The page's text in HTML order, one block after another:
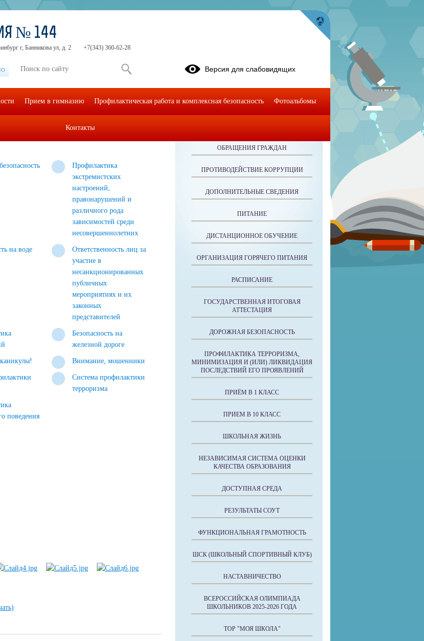
Профилактика
экстремистских
настроений,
правонарушений и
различного рода
зависимостей среди
несовершеннолетних
на воде
Ответственность лиц за
участие в
несанкционированных
публичных
мероприятиях и их
законных
представителей
Безопасность на
железной дороге
Внимание, мошенники
Система профилактики
терроризма
поведения
ОБРАЩЕНИЯ ГРАЖДАН
ПРОТИВОДЕЙСТВИЕ КОРРУПЦИИ
ДОПОЛНИТЕЛЬНЫЕ СВЕДЕНИЯ
ПИТАНИЕ
ДИСТАНЦИОННОЕ ОБУЧЕНИЕ
ОРГАНИЗАЦИЯ ГОРЯЧЕГО ПИТАНИЯ
РАСПИСАНИЕ
ГОСУДАРСТВЕННАЯ ИТОГОВАЯ
АТТЕСТАЦИЯ
ДОРОЖНАЯ БЕЗОПАСНОСТЬ
ПРОФИЛАКТИКА ТЕРРОРИЗМА,
МИНИМИЗАЦИЯ И (ИЛИ) ЛИКВИДАЦИЯ
ПОСЛЕДСТВИЙ ЕГО ПРОЯВЛЕНИЙ
ПРИЁМ В 1 КЛАСС
ПРИЕМ В 10 КЛАСС
ШКОЛЬНАЯ ЖИЗНЬ
НЕЗАВИСИМАЯ СИСТЕМА ОЦЕНКИ
КАЧЕСТВА ОБРАЗОВАНИЯ
ДОСТУПНАЯ СРЕДА
РЕЗУЛЬТАТЫ СОУТ
ФУНКЦИОНАЛЬНАЯ ГРАМОТНОСТЬ
ШСК (ШКОЛЬНЫЙ СПОРТИВНЫЙ КЛУБ)
НАСТАВНИЧЕСТВО
ВСЕРОССИЙСКАЯ ОЛИМПИАДА
ШКОЛЬНИКОВ 2025-2026 ГОДА
ТОР "МОЯ ШКОЛА"
№ 144
г, Банникова ул, д. 2 +7(343) 360-62-28
Версия для слабовидящих
Прием в гимназию Профилактическая работа и комплексная безопасность Фотоальбомы
Контакты